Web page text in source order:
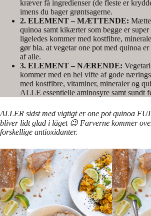
kræver få ingredienser (de fleste er
imens du bager grøntsagerne.
2. ELEMENT – MÆTTENDE:
quinoa samt kikærter som begge er
ligeledes kommer med kostfibre,
gør bla. at vegetar one pot med quinoa
af alle.
3. ELEMENT – NÆRENDE:
kommer med en hel vifte af gode
med kostfibre, vitaminer, mineraler og
ALLE essentielle aminosyre samt sundt
ALLER sidst med vigtigt er one pot quinoa
bliver lidt glad i låget 😉 Farverne kommer
forskellige antioxidanter.